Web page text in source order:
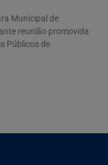
Municipal de
reunião promovida
Públicos de